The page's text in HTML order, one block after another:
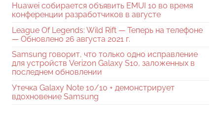
Huawei собирается объявить EMUI 10 во время
конференции разработчиков в августе
League Of Legends: Wild Rift — Теперь на телефоне
— Обновлено 26 августа 2021 г.
Samsung говорит, что только одно исправление
для устройств Verizon Galaxy S10, заложенных в
последнем обновлении
Утечка Galaxy Note 10/10 + демонстрирует
вдохновение Samsung